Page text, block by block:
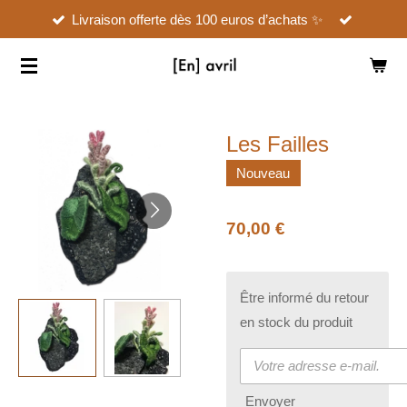
contenu
Livraison offerte dès 100 euros d’achats ✨
Les Failles
Nouveau
70,00 €
Être informé du retour
en stock du produit
Envoyer